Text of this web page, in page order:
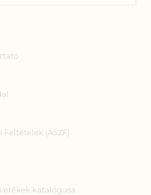
Feltételek (ÁSZF)
katalógusa